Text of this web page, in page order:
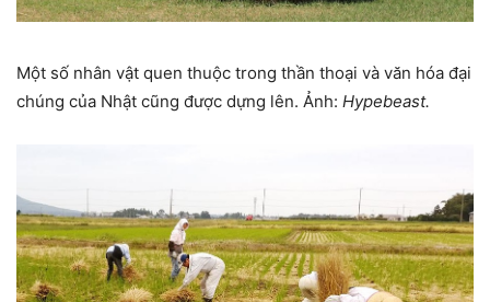
Một số nhân vật quen thuộc trong thần thoại và văn hóa đại
chúng của Nhật cũng được dựng lên. Ảnh: Hypebeast.